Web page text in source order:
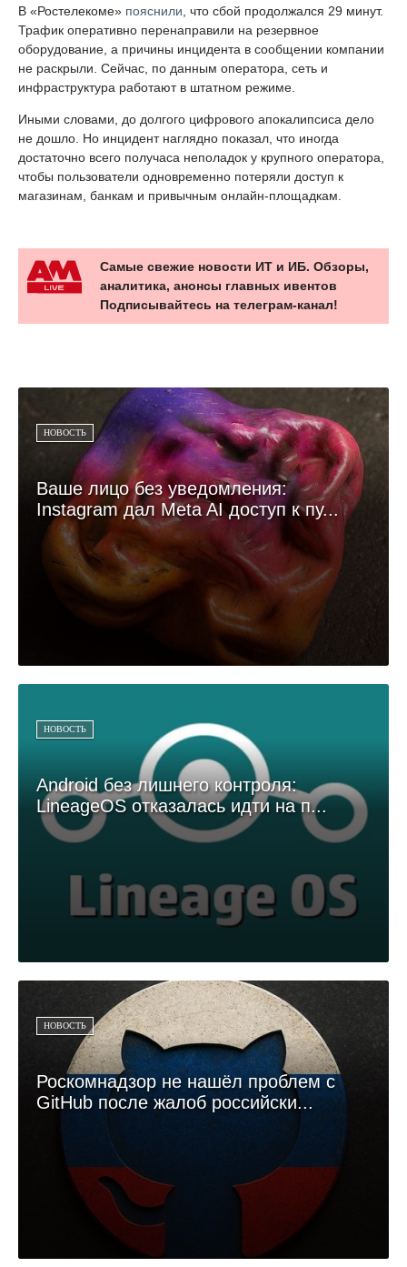
В «Ростелекоме» пояснили , что сбой продолжался 29 минут.
Трафик оперативно перенаправили на резервное
оборудование, а причины инцидента в сообщении компании
не раскрыли. Сейчас, по данным оператора, сеть и
инфраструктура работают в штатном режиме.
Иными словами, до долгого цифрового апокалипсиса дело
не дошло. Но инцидент наглядно показал, что иногда
достаточно всего получаса неполадок у крупного оператора,
чтобы пользователи одновременно потеряли доступ к
магазинам, банкам и привычным онлайн-площадкам.
Самые свежие новости ИТ и ИБ. Обзоры,
аналитика, анонсы главных ивентов
Подписывайтесь на телеграм-канал!
НОВОСТЬ
Ваше лицо без уведомления:
Instagram дал Meta AI доступ к пу...
НОВОСТЬ
Android без лишнего контроля:
LineageOS отказалась идти на п...
НОВОСТЬ
Роскомнадзор не нашёл проблем с
GitHub после жалоб российски...